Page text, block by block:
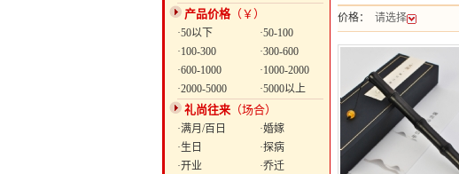
产品价格（￥）
·50以下
·50-100
·100-300
·300-600
·600-1000
·1000-2000
·2000-5000
·5000以上
礼尚往来 （场合）
·满月/百日
·婚嫁
·生日
·探病
·开业
·乔迁
价格： 请选择